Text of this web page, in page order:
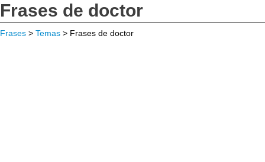
Frases de doctor
Frases > Temas > Frases de doctor